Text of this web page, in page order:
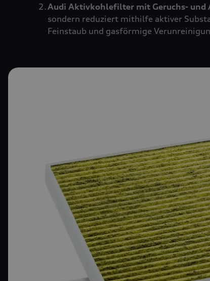
Audi Aktivkohlefilter mit Geruchs-
sondern reduziert mithilfe aktiver
Feinstaub und gasförmige